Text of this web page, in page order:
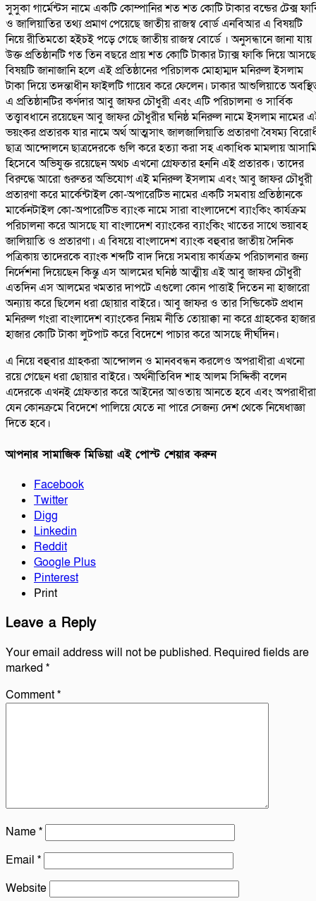
সুসুকা গার্মেন্টস নামে একটি কোম্পানির শত শত কোটি টাকার বন্ডের টেক্স
ও জালিয়াতির তথ্য প্রমাণ পেয়েছে জাতীয় রাজস্ব বোর্ড এনবিআর এ বিষয়টি
নিয়ে রীতিমতো হইচই পড়ে গেছে জাতীয় রাজস্ব বোর্ডে । অনুসন্ধানে জানা যায়
উক্ত প্রতিষ্ঠানটি গত তিন বছরে প্রায় শত কোটি টাকার ট্যাক্স ফাকি দিয়ে
বিষয়টি জানাজানি হলে এই প্রতিষ্ঠানের পরিচালক মোহাম্মদ মনিরুল ইসলাম
টাকা দিয়ে তদন্তাধীন ফাইলটি গায়েব করে ফেলেন। ঢাকার আশুলিয়াতে
এ প্রতিষ্ঠানটির কর্ণদার আবু জাফর চৌধুরী এবং এটি পরিচালনা ও সার্বিক
তত্ত্বাবধানে রয়েছেন আবু জাফর চৌধুরীর ঘনিষ্ঠ মনিরুল নামে ইসলাম নামের
ভয়ংকর প্রতারক যার নামে অর্থ আত্মসাৎ জালজালিয়াতি প্রতারণা বৈষম্য
ছাত্র আন্দোলনে ছাত্রদেরকে গুলি করে হত্যা করা সহ একাধিক মামলায়
হিসেবে অভিযুক্ত রয়েছেন অথচ এখনো গ্রেফতার হননি এই প্রতারক। তাদের
বিরুদ্ধে আরো গুরুতর অভিযোগ এই মনিরুল ইসলাম এবং আবু জাফর চৌধুরী
প্রতারণা করে মার্কেন্টাইল কো-অপারেটিভ নামের একটি সমবায় প্রতিষ্ঠানকে
মার্কেনটাইল কো-অপারেটিভ ব্যাংক নামে সারা বাংলাদেশে ব্যাংকিং কার্যক্রম
পরিচালনা করে আসছে যা বাংলাদেশ ব্যাংকের ব্যাংকিং খাতের সাথে ভয়াবহ
জালিয়াতি ও প্রতারণা। এ বিষয়ে বাংলাদেশ ব্যাংক বহুবার জাতীয় দৈনিক
পত্রিকায় তাদেরকে ব্যাংক শব্দটি বাদ দিয়ে সমবায় কার্যক্রম পরিচালনার জন্য
নির্দেশনা দিয়েছেন কিন্তু এস আলমের ঘনিষ্ঠ আত্মীয় এই আবু জাফর চৌধুরী
এতদিন এস আলমের খমতার দাপটে এগুলো কোন পাত্তাই দিতেন না হাজারো
অন্যায় করে ছিলেন ধরা ছোয়ার বাইরে। আবু জাফর ও তার সিন্ডিকেট প্রধান
মনিরুল গংরা বাংলাদেশ ব্যাংকের নিয়ম নীতি তোয়াক্কা না করে গ্রাহকের হাজার
হাজার কোটি টাকা লুটপাট করে বিদেশে পাচার করে আসছে দীর্ঘদিন।
এ নিয়ে বহুবার গ্রাহকরা আন্দোলন ও মানববন্ধন করলেও অপরাধীরা এখনো
রয়ে গেছেন ধরা ছোয়ার বাইরে। অর্থনীতিবিদ শাহ আলম সিদ্দিকী বলেন
এদেরকে এখনই গ্রেফতার করে আইনের আওতায় আনতে হবে এবং অপরাধীরা
যেন কোনক্রমে বিদেশে পালিয়ে যেতে না পারে সেজন্য দেশ থেকে নিষেধাজ্ঞা
দিতে হবে।
আপনার সামাজিক মিডিয়া এই পোস্ট শেয়ার করুন
Facebook
Twitter
Digg
Linkedin
Reddit
Google Plus
Pinterest
Print
Leave a Reply
Your email address will not be published. Required fields are
marked *
Comment*
Name*
Email *
Website